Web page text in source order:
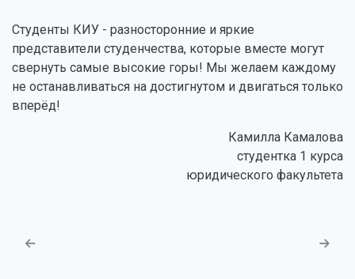
Студенты КИУ - разносторонние и яркие
представители студенчества, которые вместе могут
свернуть самые высокие горы! Мы желаем каждому
не останавливаться на достигнутом и двигаться только
вперёд!
Камилла Камалова
студентка 1 курса
юридического факультета